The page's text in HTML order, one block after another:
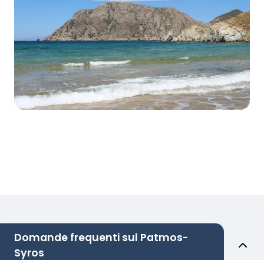
Domande frequenti sul Patmos-
Syros